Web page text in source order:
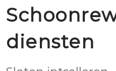
diensten